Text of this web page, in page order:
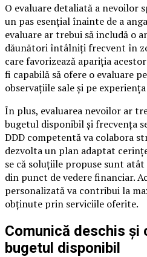
O evaluare detaliată a nevoilor
un pas esențial înainte de a
evaluare ar trebui să includă o
dăunători întâlniți frecvent în
care favorizează apariția
fi capabilă să ofere o evaluare
observațiile sale și pe
În plus, evaluarea nevoilor ar
bugetul disponibil și frecvența
DDD competentă va colabora
dezvolta un plan adaptat
se că soluțiile propuse sunt
din punct de vedere financiar.
personalizată va contribui la
obținute prin serviciile oferite.
Comunică deschis și
bugetul disponibil